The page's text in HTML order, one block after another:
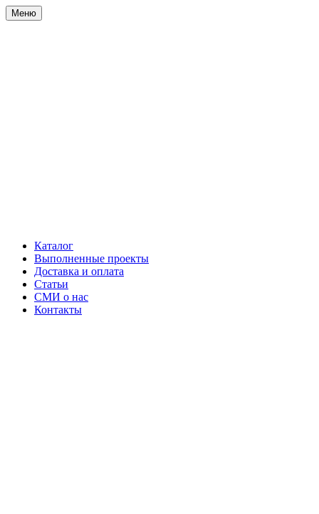
Меню
Каталог
Выполненные проекты
Доставка и оплата
Статьи
СМИ о нас
Контакты